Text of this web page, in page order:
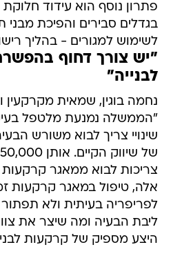
פתרון נוסף הוא עידוד
בגדלים סבירים והפיכת מבני
לשימוש למגורים - בהליך
"יש צורך דחוף
לבנייה"
נחמה בוגין, שמאית מקרקעין
"הממשלה נמנעת מלטפל
שינויי צריך לבוא משורש
צריכות לבוא ממאגר קרקעות
אלה, טיפול במאגר קרקעות
לפריפריה בעיתית ולא
ליבת הבעיה ומה שיצר את
היצע מספיק של קרקעות